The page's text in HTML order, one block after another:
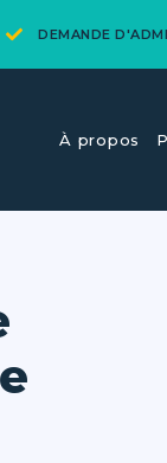
DEMANDE
À propos